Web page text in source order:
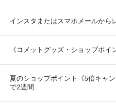
インスタまたはスマホメールから
《コメットグッズ・ショップポイ
夏のショップポイント《5倍キャ
で2週間